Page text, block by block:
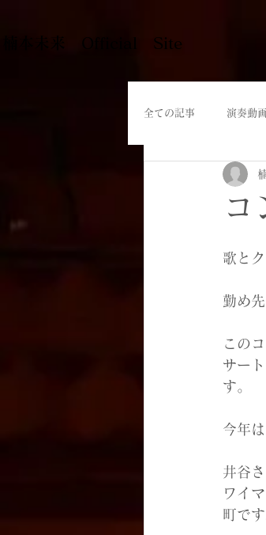
​楠本未来 Official Site
全ての記事 演奏動画
コ
歌と
勤め
この
サー
す。
今年
井谷
ワイ
町で